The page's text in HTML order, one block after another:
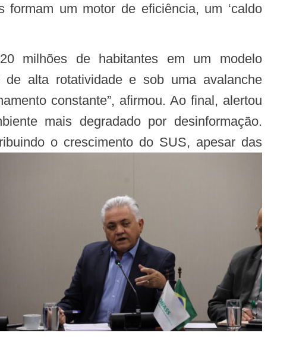
um motor de eficiência, um ‘caldo
de alta rotatividade e sob uma avalanche
constante”, afirmou. Ao final, alertou
mais degradado por desinformação.
o crescimento do SUS, apesar das